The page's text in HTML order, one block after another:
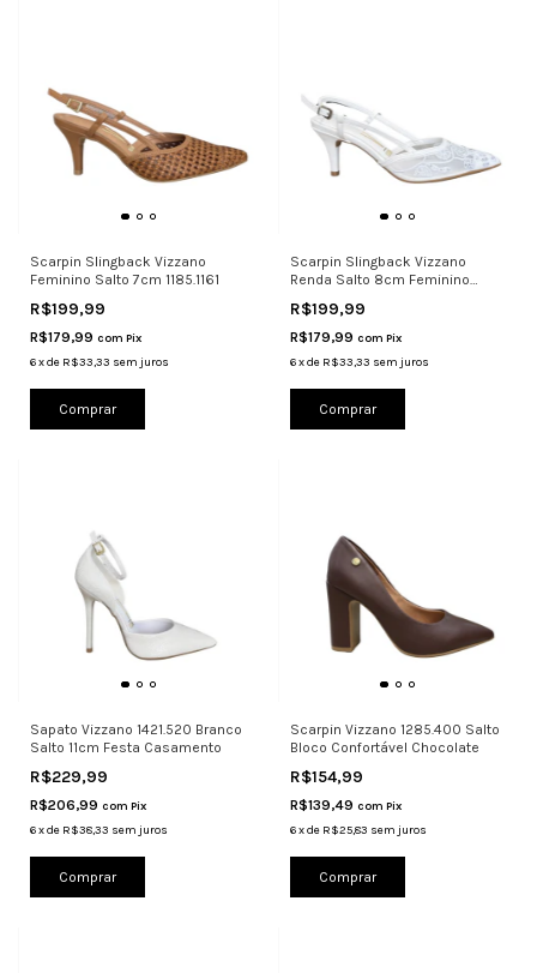
Scarpin Slingback Vizzano
Feminino Salto 7cm 1185.1161
R$199,99
R$179,99 com Pix
6xde R$33,33 sem juros
Comprar
Scarpin Slingback Vizzano
Renda Salto 8cm Feminino
R$199,99
R$179,99 com Pix
6 xde R$33,33 sem juros
Comprar
Sapato Vizzano 1421.520 Branco
Salto 11cm Festa Casamento
R$229,99
R$206,99 com Pix
6xde R$38,33 sem juros
Comprar
Scarpin Vizzano 1285.400 Salto
Bloco Confortável Chocolate
R$154,99
R$139,49 com Pix
6 xde R$25,83 sem juros
Comprar